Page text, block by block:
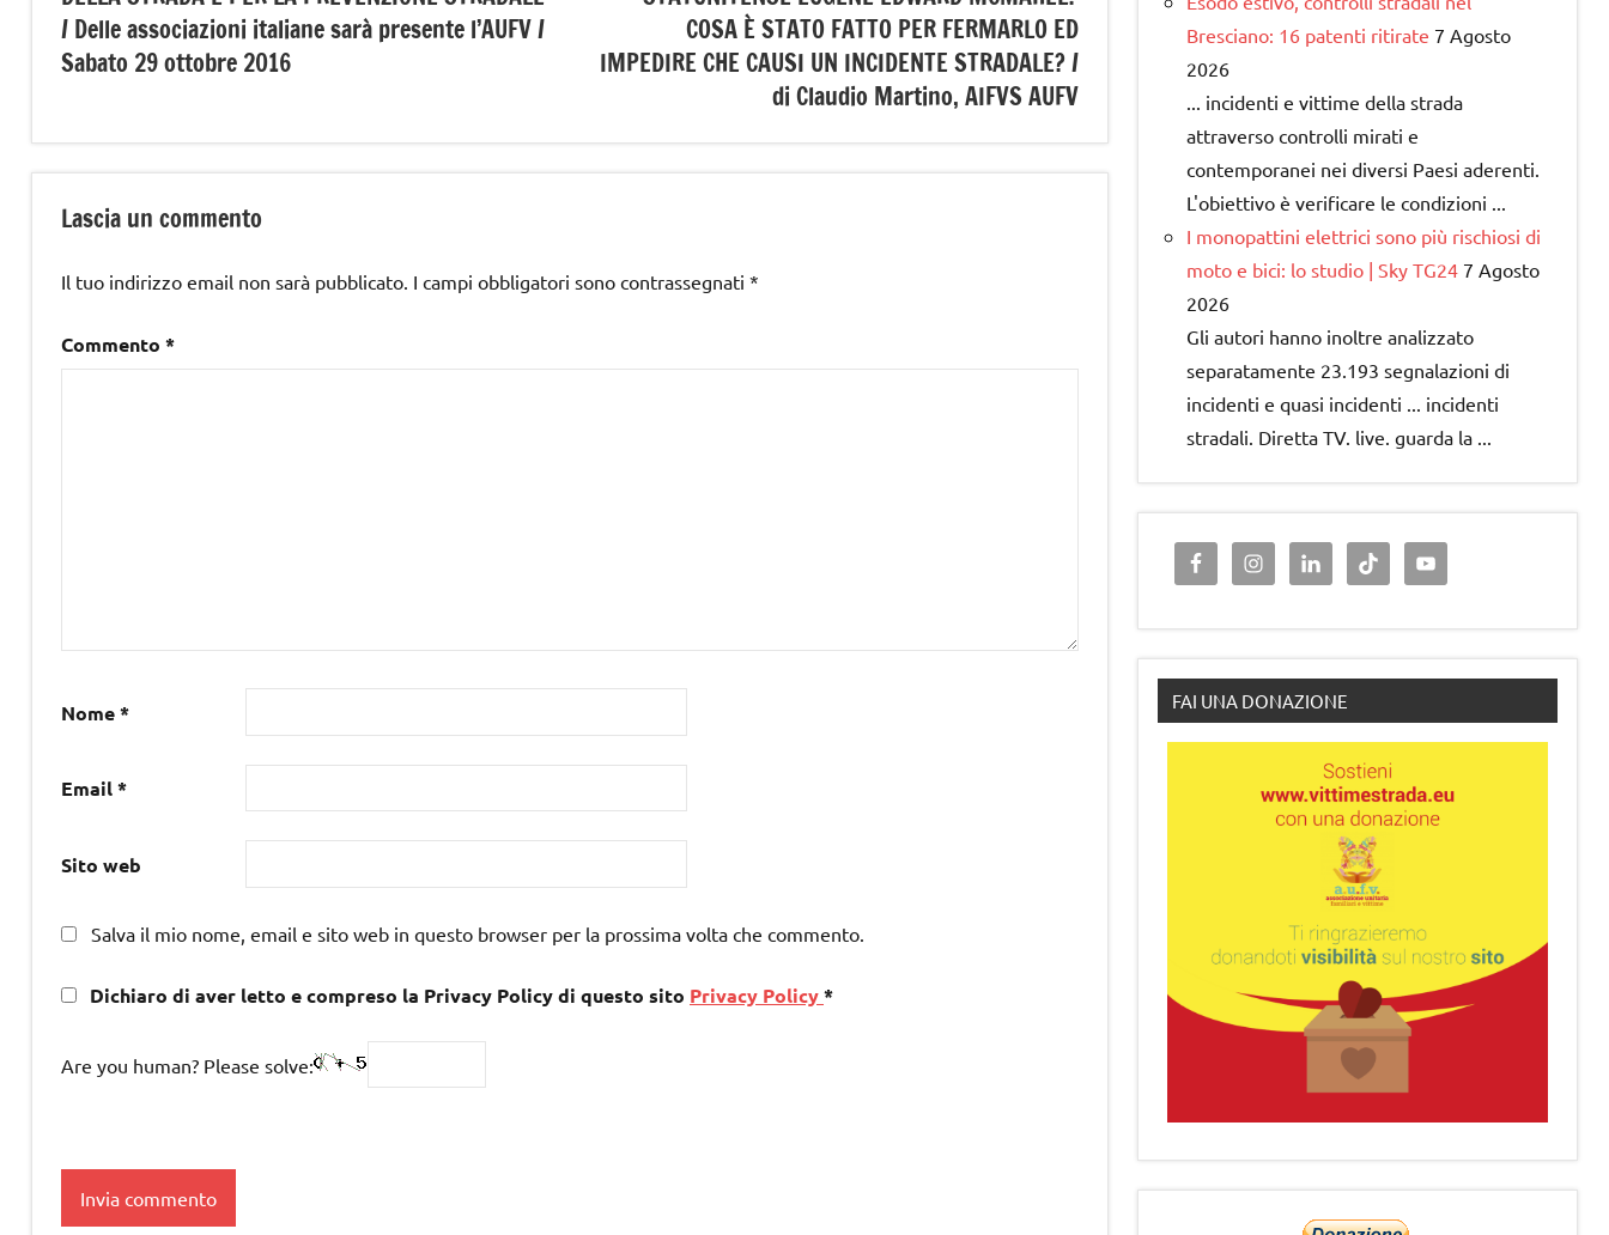
/ Delle associazioni italiane sarà presente l’AUFV /
Sabato 29 ottobre 2016
COSA È STATO FATTO PER FERMARLO ED
IMPEDIRE CHE CAUSI UN INCIDENTE STRADALE? /
di Claudio Martino, AIFVS AUFV
Lascia un commento
Il tuo indirizzo email non sarà pubblicato. I campi obbligatori sono contrassegnati *
Commento *
Nome*
Email*
Sito web
Salva il mio nome, email e sito web in questo browser per la prossima volta che commento.
Dichiaro di aver letto e compreso la Privacy Policy di questo sito Privacy Policy*
Are you human? Please solve:
Bresciano: 16 patenti ritirate 7 Agosto
2026
... incidenti e vittime della strada
attraverso controlli mirati e
contemporanei nei diversi Paesi aderenti.
L'obiettivo è verificare le condizioni ...
I monopattini elettrici sono più rischiosi di
moto e bici: lo studio | Sky TG24 7 Agosto
2026
Gli autori hanno inoltre analizzato
separatamente 23.193 segnalazioni di
incidenti e quasi incidenti ... incidenti
stradali. Diretta TV. live. guarda la ...
FAI UNA DONAZIONE